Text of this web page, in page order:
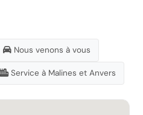
Nous venons à vous
Service à Malines et Anvers